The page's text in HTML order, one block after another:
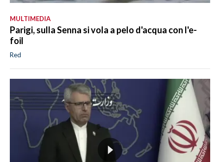
MULTIMEDIA
Parigi, sulla Senna si vola a pelo d'acqua con l'e-
foil
Red